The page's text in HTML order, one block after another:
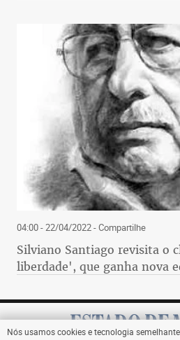
04:00 - 22/04/2022- Compartilhe
Silviano Santiago revisita o
liberdade', que ganha nova
Nós usamos cookies e tecnologia